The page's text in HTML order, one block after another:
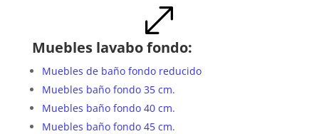
.
Muebles lavabo fondo:
Muebles de baño fondo reducido
Muebles baño fondo 35 cm.
Muebles baño fondo 40 cm.
Muebles baño fondo 45 cm.